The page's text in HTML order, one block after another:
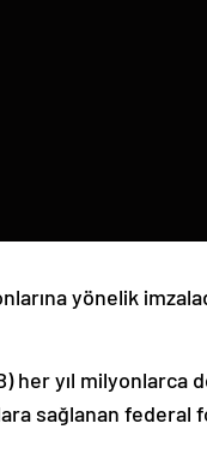
yönelik
her yıl milyonlarca
sağlanan federal